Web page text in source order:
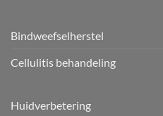
Bindweefselherstel
Cellulitis behandeling
Huidverbetering